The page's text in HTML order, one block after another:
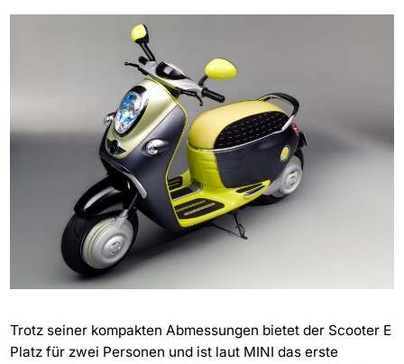
Trotz seiner kompakten Abmessungen bietet der Scooter E
Platz für zwei Personen und ist laut MINI das erste